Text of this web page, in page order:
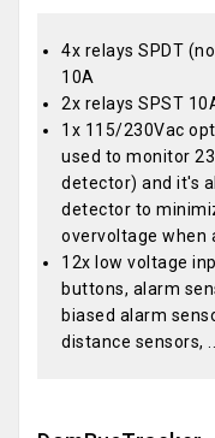
4x relays SPDT
10A
2x relays SPST
1x 115/230Vac
used to monitor
detector) and it's
detector to
overvoltage when
12x low voltage
buttons, alarm
biased alarm
distance sensors,